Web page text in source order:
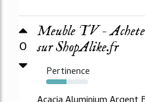
0
Meuble TV -
sur ShopAlike.fr
Pertinence
49%